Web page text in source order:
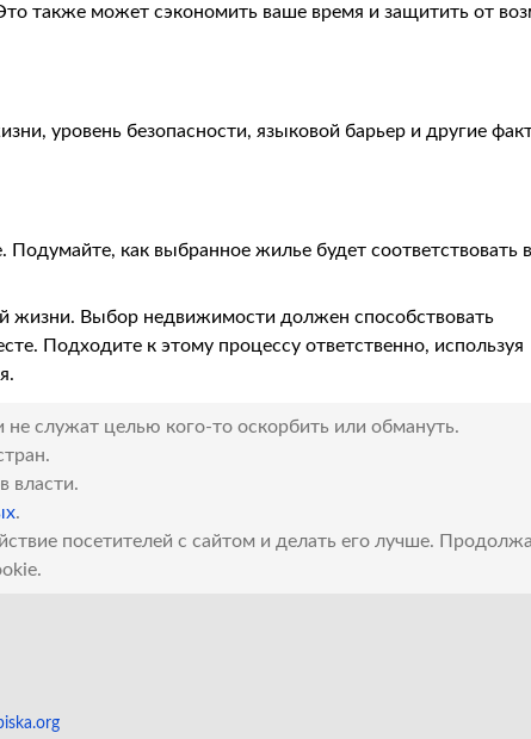
также может сэкономить ваше время и защитить от
уровень безопасности, языковой барьер и другие
как выбранное жилье будет соответствовать
жизни. Выбор недвижимости должен способствовать
Подходите к этому процессу ответственно, используя
служат целью кого-то оскорбить или обмануть.
власти.
.
посетителей с сайтом и делать его лучше.